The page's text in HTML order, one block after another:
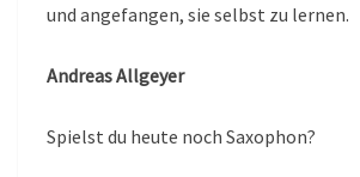
und angefangen, sie selbst zu lernen.
Andreas Allgeyer
Spielst du heute noch Saxophon?